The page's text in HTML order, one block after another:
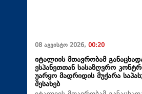
08 აგვისტო 2026, 00:20
იტალიის მთავრობამ
ესპანეთთან სასაზღვრო
უარყო მადრიდის მუქარა
შესახებ